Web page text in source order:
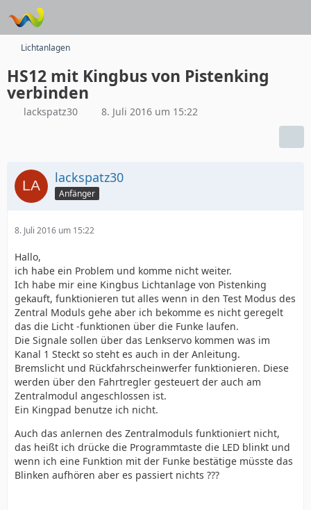
Lichtanlagen
HS12 mit Kingbus von Pistenking
verbinden
lackspatz30 8. Juli 2016 um 15:22
lackspatz30
Anfänger
8. Juli 2016 um 15:22
Hallo,
ich habe ein Problem und komme nicht weiter.
Ich habe mir eine Kingbus Lichtanlage von Pistenking
gekauft, funktionieren tut alles wenn in den Test Modus des
Zentral Moduls gehe aber ich bekomme es nicht geregelt
das die Licht -funktionen über die Funke laufen.
Die Signale sollen über das Lenkservo kommen was im
Kanal 1 Steckt so steht es auch in der Anleitung.
Bremslicht und Rückfahrscheinwerfer funktionieren. Diese
werden über den Fahrtregler gesteuert der auch am
Zentralmodul angeschlossen ist.
Ein Kingpad benutze ich nicht.
Auch das anlernen des Zentralmoduls funktioniert nicht,
das heißt ich drücke die Programmtaste die LED blinkt und
wenn ich eine Funktion mit der Funke bestätige müsste das
Blinken aufhören aber es passiert nichts ???